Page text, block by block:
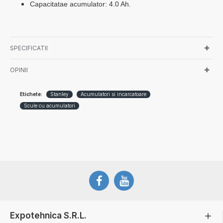
Capacitatae acumulator: 4.0 Ah.
SPECIFICATII
OPINII
Etichete: Stanley
Acumulatori si incarcatoare
Scule cu acumulatori
Expotehnica S.R.L.